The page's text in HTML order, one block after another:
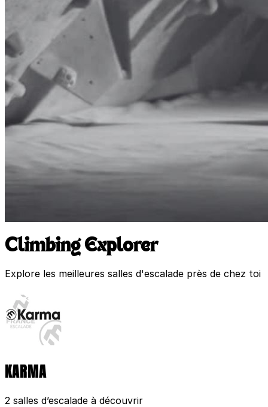
Climbing Explorer
Explore les meilleures salles d'escalade près de chez toi
KARMA
2 salles d’escalade à découvrir